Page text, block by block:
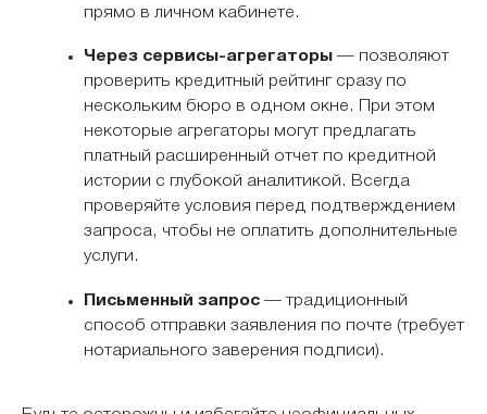
прямо в личном кабинете.
Через сервисы-агрегаторы— позволяют
проверить кредитный рейтинг сразу по
нескольким бюро в одном окне. При этом
некоторые агрегаторы могут предлагать
платный расширенный отчет по кредитной
истории с глубокой аналитикой. Всегда
проверяйте условия перед подтверждением
запроса, чтобы не оплатить дополнительные
услуги.
Письменный запрос— традиционный
способ отправки заявления по почте (требует
нотариального заверения подписи).